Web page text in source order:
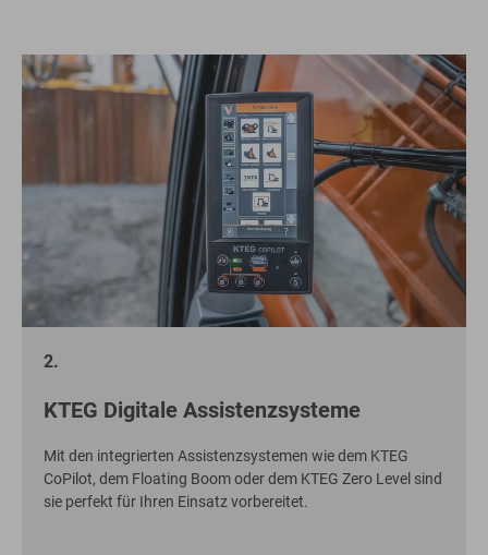
2.
KTEG Digitale Assistenzsysteme
Mit den integrierten Assistenzsystemen wie dem KTEG
CoPilot, dem Floating Boom oder dem KTEG Zero Level sind
sie perfekt für Ihren Einsatz vorbereitet.